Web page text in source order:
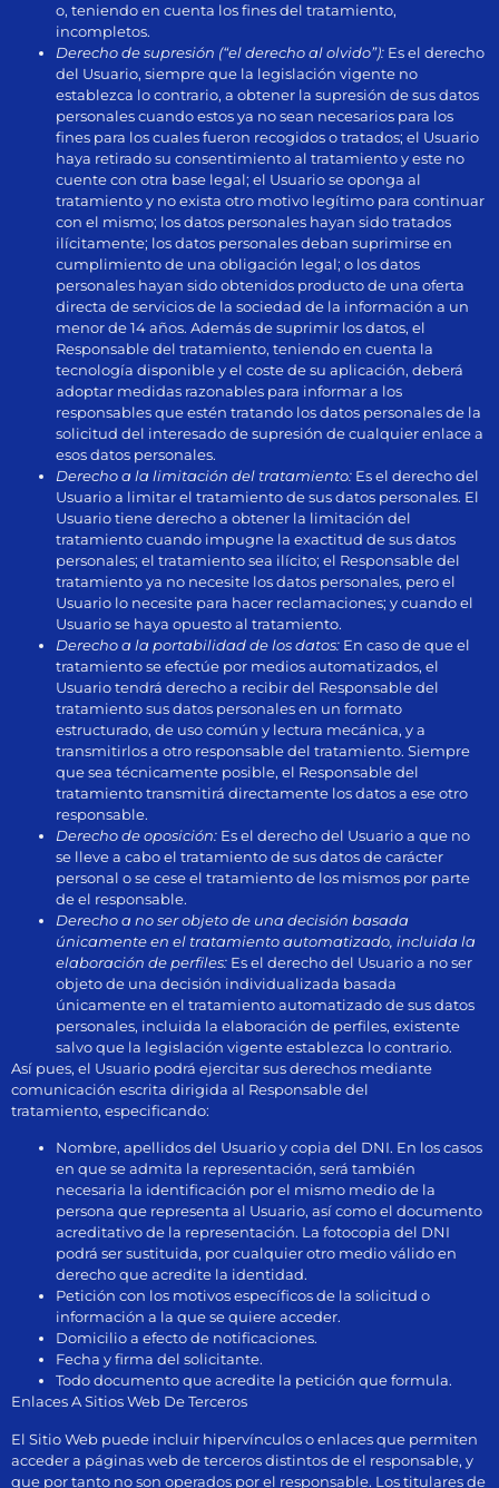
o, teniendo en cuenta los fines del tratamiento,
incompletos.
Derecho de supresión (“el derecho al olvido”): Es el derecho
del Usuario, siempre que la legislación vigente no
establezca lo contrario, a obtener la supresión de sus datos
personales cuando estos ya no sean necesarios para los
fines para los cuales fueron recogidos o tratados; el Usuario
haya retirado su consentimiento al tratamiento y este no
cuente con otra base legal; el Usuario se oponga al
tratamiento y no exista otro motivo legítimo para continuar
con el mismo; los datos personales hayan sido tratados
ilícitamente; los datos personales deban suprimirse en
cumplimiento de una obligación legal; o los datos
personales hayan sido obtenidos producto de una oferta
directa de servicios de la sociedad de la información a un
menor de 14 años. Además de suprimir los datos, el
Responsable del tratamiento, teniendo en cuenta la
tecnología disponible y el coste de su aplicación, deberá
adoptar medidas razonables para informar a los
responsables que estén tratando los datos personales de la
solicitud del interesado de supresión de cualquier enlace a
esos datos personales.
Derecho a la limitación del tratamiento: Es el derecho del
Usuario a limitar el tratamiento de sus datos personales. El
Usuario tiene derecho a obtener la limitación del
tratamiento cuando impugne la exactitud de sus datos
personales; el tratamiento sea ilícito; el Responsable del
tratamiento ya no necesite los datos personales, pero el
Usuario lo necesite para hacer reclamaciones; y cuando el
Usuario se haya opuesto al tratamiento.
Derecho a la portabilidad de los datos: En caso de que el
tratamiento se efectúe por medios automatizados, el
Usuario tendrá derecho a recibir del Responsable del
tratamiento sus datos personales en un formato
estructurado, de uso común y lectura mecánica, y a
transmitirlos a otro responsable del tratamiento. Siempre
que sea técnicamente posible, el Responsable del
tratamiento transmitirá directamente los datos a ese otro
responsable.
Derecho de oposición: Es el derecho del Usuario a que no
se lleve a cabo el tratamiento de sus datos de carácter
personal o se cese el tratamiento de los mismos por parte
de el responsable.
Derecho a no ser objeto de una decisión basada
únicamente en el tratamiento automatizado, incluida la
elaboración de perfiles: Es el derecho del Usuario a no ser
objeto de una decisión individualizada basada
únicamente en el tratamiento automatizado de sus datos
personales, incluida la elaboración de perfiles, existente
salvo que la legislación vigente establezca lo contrario.
Así pues, el Usuario podrá ejercitar sus derechos mediante
comunicación escrita dirigida al Responsable del
tratamiento, especificando:
Nombre, apellidos del Usuario y copia del DNI. En los casos
en que se admita la representación, será también
necesaria la identificación por el mismo medio de la
persona que representa al Usuario, así como el documento
acreditativo de la representación. La fotocopia del DNI
podrá ser sustituida, por cualquier otro medio válido en
derecho que acredite la identidad.
Petición con los motivos específicos de la solicitud o
información a la que se quiere acceder.
Domicilio a efecto de notificaciones.
Fecha y firma del solicitante.
Todo documento que acredite la petición que formula.
Enlaces A Sitios Web De Terceros
El Sitio Web puede incluir hipervínculos o enlaces que permiten
acceder a páginas web de terceros distintos de el responsable, y
que por tanto no son operados por el responsable. Los titulares de